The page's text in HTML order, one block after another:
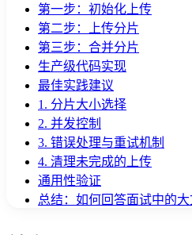
第一步：初始化上传
第二步：上传分片
第三步：合并分片
生产级代码实现
最佳实践建议
1. 分片大小选择
2. 并发控制
3. 错误处理与重试机制
4. 清理未完成的上传
通用性验证
总结：如何回答面试中的大